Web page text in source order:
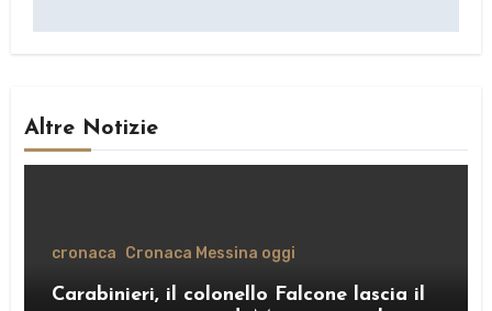
Altre Notizie
cronaca Cronaca Messina oggi
Carabinieri, il colonello Falcone lascia il